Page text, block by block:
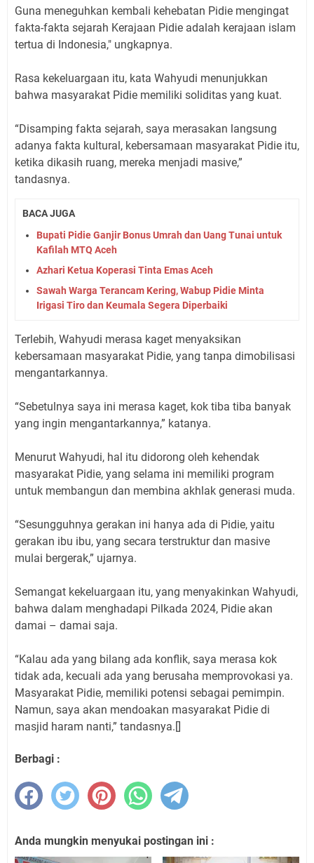
Guna meneguhkan kembali kehebatan Pidie mengingat
fakta-fakta sejarah Kerajaan Pidie adalah kerajaan islam
tertua di Indonesia," ungkapnya.
Rasa kekeluargaan itu, kata Wahyudi menunjukkan
bahwa masyarakat Pidie memiliki soliditas yang kuat.
“Disamping fakta sejarah, saya merasakan langsung
adanya fakta kultural, kebersamaan masyarakat Pidie itu,
ketika dikasih ruang, mereka menjadi masive,”
tandasnya.
BACA JUGA
Bupati Pidie Ganjir Bonus Umrah dan Uang Tunai untuk
Kafilah MTQ Aceh
Azhari Ketua Koperasi Tinta Emas Aceh
Sawah Warga Terancam Kering, Wabup Pidie Minta
Irigasi Tiro dan Keumala Segera Diperbaiki
Terlebih, Wahyudi merasa kaget menyaksikan
kebersamaan masyarakat Pidie, yang tanpa dimobilisasi
mengantarkannya.
“Sebetulnya saya ini merasa kaget, kok tiba tiba banyak
yang ingin mengantarkannya,” katanya.
Menurut Wahyudi, hal itu didorong oleh kehendak
masyarakat Pidie, yang selama ini memiliki program
untuk membangun dan membina akhlak generasi muda.
“Sesungguhnya gerakan ini hanya ada di Pidie, yaitu
gerakan ibu ibu, yang secara terstruktur dan masive
mulai bergerak,” ujarnya.
Semangat kekeluargaan itu, yang menyakinkan Wahyudi,
bahwa dalam menghadapi Pilkada 2024, Pidie akan
damai – damai saja.
“Kalau ada yang bilang ada konflik, saya merasa kok
tidak ada, kecuali ada yang berusaha memprovokasi ya.
Masyarakat Pidie, memiliki potensi sebagai pemimpin.
Namun, saya akan mendoakan masyarakat Pidie di
masjid haram nanti,” tandasnya.[]
Berbagi :
Anda mungkin menyukai postingan ini :